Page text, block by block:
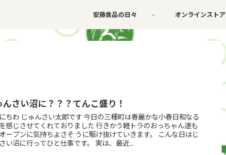
安藤食品の日々 オンラインストア
んさい沼に？？？てんこ盛り！
ちわ じゅんさい太郎です 今日の三種町は春麗かな小春日和なる
感じさせてくれておりました 行きかう軽トラのおっちゃん達も
ープンに気持ちよさそ うに駆け抜けていきます。 こんな日はじ
い沼に行ってひと仕事です。 実は、最近...